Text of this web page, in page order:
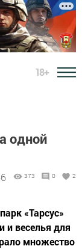
18+
одной
373 0 2
«Тарсус»
и веселья для
множество